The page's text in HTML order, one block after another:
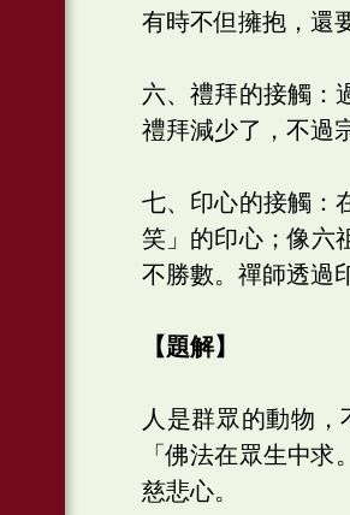
有時不但擁抱，還
六、禮拜的接觸：
禮拜減少了，不過
七、印心的接觸：
笑」的印心；像六
不勝數。禪師透過
【題解】
人是群眾的動物
「佛法在眾生中
慈悲心。